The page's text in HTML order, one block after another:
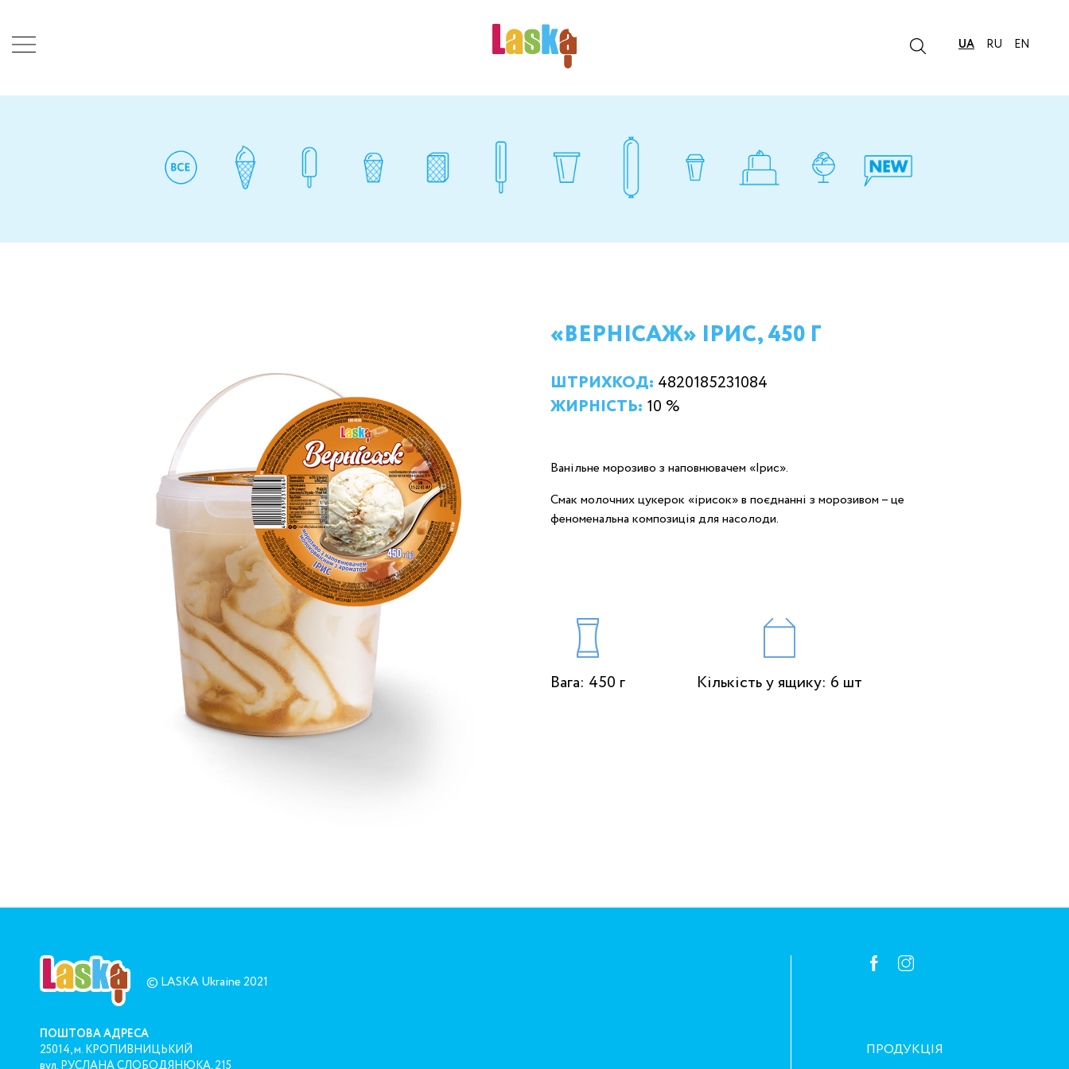
UA RU EN
«ВЕРНІСАЖ» ІРИС, 450 Г
ШТРИХКОД: 4820185231084
ЖИРНІСТЬ: 10 %
Ванільне морозиво з наповнювачем «Ірис».
Смак молочних цукерок «ірисок» в поєднанні з морозивом – це
феноменальна композиція для насолоди.
Вага: 450 г Кількість у ящику: 6 шт
© LASKA Ukraine 2021
ПОШТОВА АДРЕСА
25014, м. КРОПИВНИЦЬКИЙ
ПРОДУКЦІЯ